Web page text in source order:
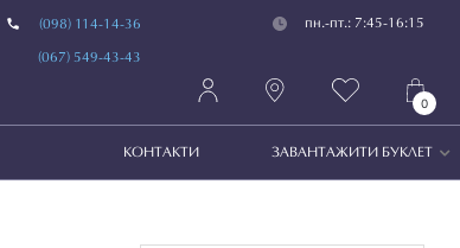
(098) 114-14-36
(067) 549-43-43
пн.-пт.: 7:45-16:15
0
КОНТАКТИ ЗАВАНТАЖИТИ БУКЛЕТ